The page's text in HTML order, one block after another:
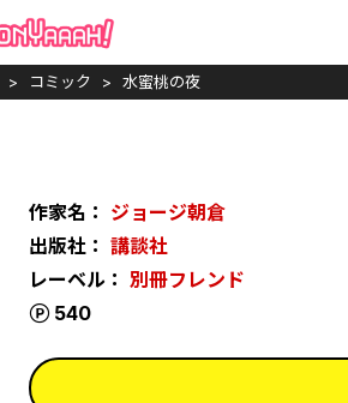
コミック 水蜜桃の夜
作家名： ジョージ朝倉
出版社： 講談社
レーベル： 別冊フレンド
540